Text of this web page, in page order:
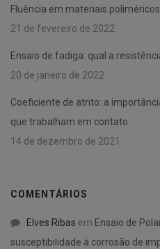
Fluência em materiais poliméricos.
21 de fevereiro de 2022
Ensaio de fadiga: qual a
20 de janeiro de 2022
Coeficiente de atrito: a
que trabalham em contato.
14 de dezembro de 2021
COMENTÁRIOS
Elves Ribas em Ensaio de
susceptibilidade à corrosão de